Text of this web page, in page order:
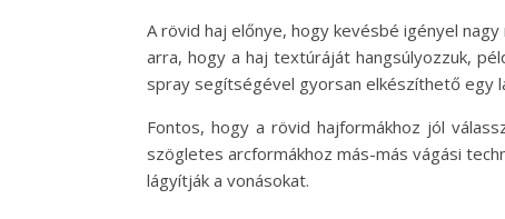
A rövid haj előnye, hogy kevésbé igényel
arra, hogy a haj textúráját hangsúlyozzuk,
spray segítségével gyorsan elkészíthető egy
Fontos, hogy a rövid hajformákhoz jól
szögletes arcformákhoz más-más vágási
lágyítják a vonásokat.